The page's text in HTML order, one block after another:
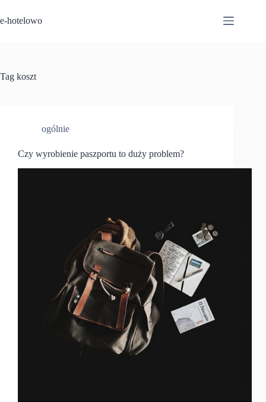
do
treści
e-hotelowo
Tag koszt
ogólnie
Czy wyrobienie paszportu to duży problem?